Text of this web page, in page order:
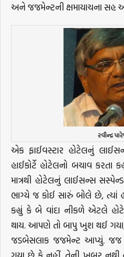
અને જજમેન્ટની ક્ષમાયાચના સહ
રવીન્દ્ર
એક ફાઈવસ્ટાર હોટેલનું
હાઈકોર્ટે હોટેલનો બચાવ કરતા
માત્રથી હોટેલનું લાઈસન્સ
ભાગ્યે જ કોઈ સારું બોલે છે, ત્યાં
કહ્યું કે બે વાંદા નીકળે એટલે
થાય. આપણે તો બાપુ ખુશ થઈ
જડબેસલાક જજમેન્ટ આપ્યું. જજ